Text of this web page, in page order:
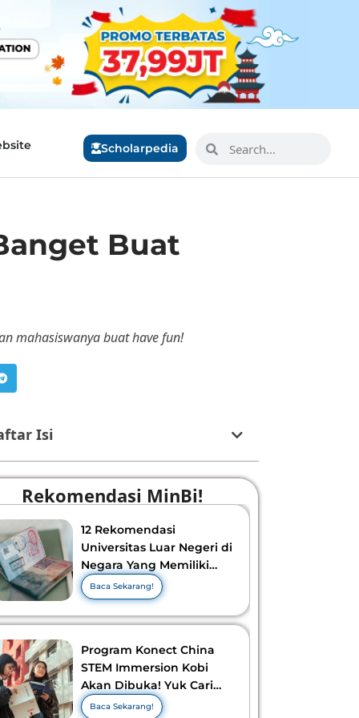
Scholarpedia
Buat
mahasiswanya buat have fun!
Isi
Rekomendasi MinBi!
12 Rekomendasi
Universitas Luar Negeri di
Negara Yang Memiliki
Visa Murah di 2026-2027!
Baca Sekarang!
Program Konect China
STEM Immersion Kobi
Akan Dibuka! Yuk Cari
Tahu Info Selengkapnya!
Baca Sekarang!